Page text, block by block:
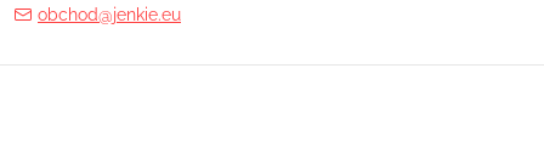
obchod@jenkie.eu